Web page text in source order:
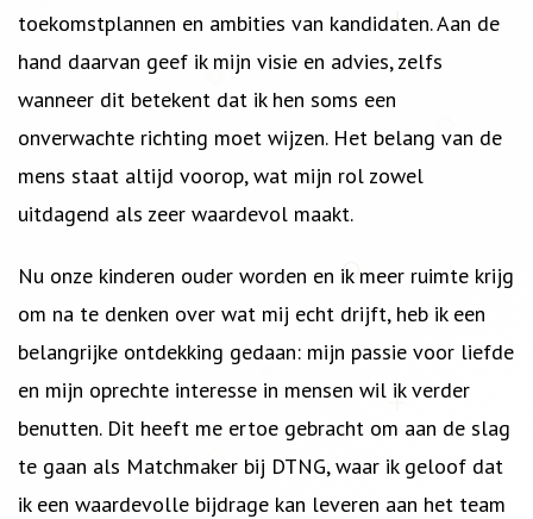
toekomstplannen en ambities van kandidaten. Aan de
hand daarvan geef ik mijn visie en advies, zelfs
wanneer dit betekent dat ik hen soms een
onverwachte richting moet wijzen. Het belang van de
mens staat altijd voorop, wat mijn rol zowel
uitdagend als zeer waardevol maakt.
Nu onze kinderen ouder worden en ik meer ruimte krijg
om na te denken over wat mij echt drijft, heb ik een
belangrijke ontdekking gedaan: mijn passie voor liefde
en mijn oprechte interesse in mensen wil ik verder
benutten. Dit heeft me ertoe gebracht om aan de slag
te gaan als Matchmaker bij DTNG, waar ik geloof dat
ik een waardevolle bijdrage kan leveren aan het team